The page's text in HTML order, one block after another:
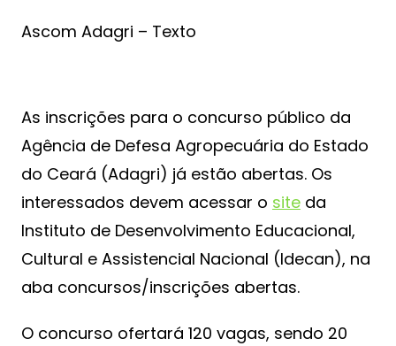
Ascom Adagri – Texto
As inscrições para o concurso público da
Agência de Defesa Agropecuária do Estado
do Ceará (Adagri) já estão abertas. Os
interessados devem acessar o siteda
Instituto de Desenvolvimento Educacional,
Cultural e Assistencial Nacional (Idecan), na
aba concursos/inscrições abertas.
O concurso ofertará 120 vagas, sendo 20